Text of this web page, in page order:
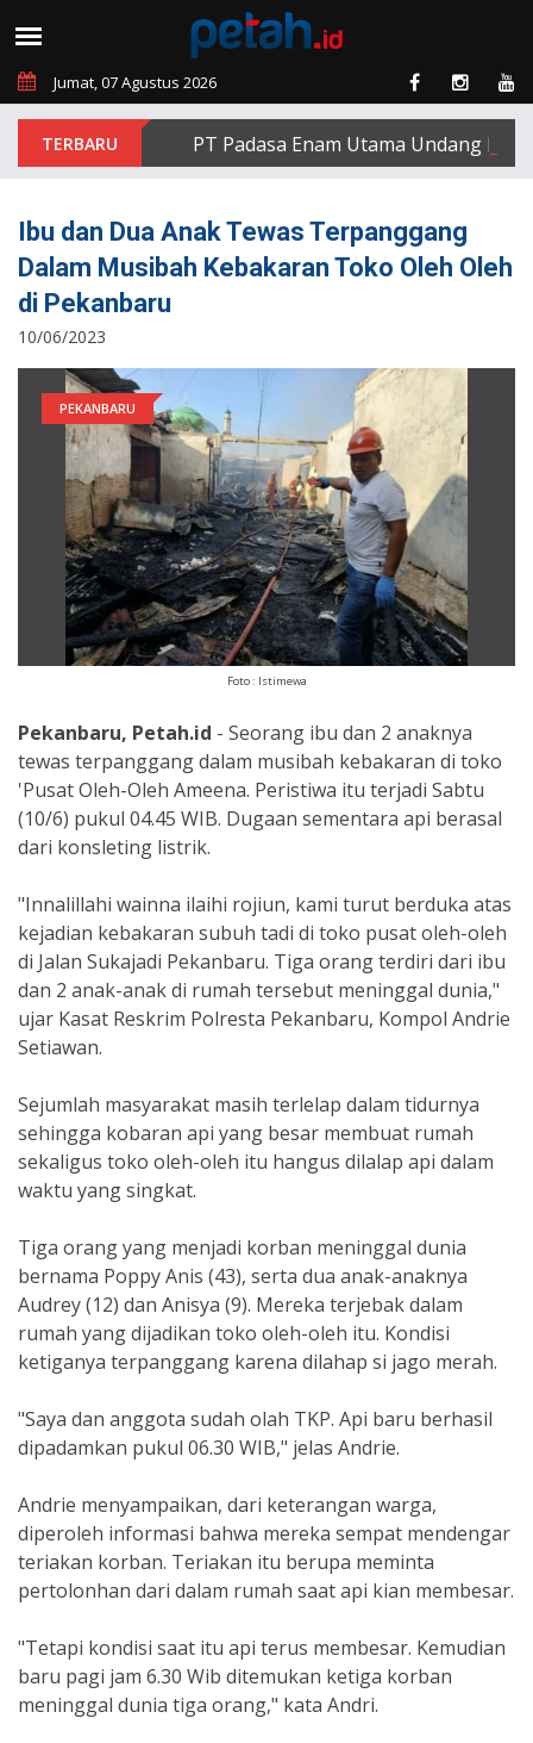
Jumat, 07 Agustus 2026
PT Padasa Enam Utama Undang
Ibu dan Dua Anak Tewas Terpanggang
Dalam Musibah Kebakaran Toko Oleh Oleh
di Pekanbaru
10/06/2023
PEKANBARU
Foto : Istimewa
Pekanbaru, Petah.id - Seorang ibu dan 2 anaknya
tewas terpanggang dalam musibah kebakaran di toko
'Pusat Oleh-Oleh Ameena. Peristiwa itu terjadi Sabtu
(10/6) pukul 04.45 WIB. Dugaan sementara api berasal
dari konsleting listrik.
"Innalillahi wainna ilaihi rojiun, kami turut berduka atas
kejadian kebakaran subuh tadi di toko pusat oleh-oleh
di Jalan Sukajadi Pekanbaru. Tiga orang terdiri dari ibu
dan 2 anak-anak di rumah tersebut meninggal dunia,"
ujar Kasat Reskrim Polresta Pekanbaru, Kompol Andrie
Setiawan.
Sejumlah masyarakat masih terlelap dalam tidurnya
sehingga kobaran api yang besar membuat rumah
sekaligus toko oleh-oleh itu hangus dilalap api dalam
waktu yang singkat.
Tiga orang yang menjadi korban meninggal dunia
bernama Poppy Anis (43), serta dua anak-anaknya
Audrey (12) dan Anisya (9). Mereka terjebak dalam
rumah yang dijadikan toko oleh-oleh itu. Kondisi
ketiganya terpanggang karena dilahap si jago merah.
"Saya dan anggota sudah olah TKP. Api baru berhasil
dipadamkan pukul 06.30 WIB," jelas Andrie.
Andrie menyampaikan, dari keterangan warga,
diperoleh informasi bahwa mereka sempat mendengar
teriakan korban. Teriakan itu berupa meminta
pertolonhan dari dalam rumah saat api kian membesar.
"Tetapi kondisi saat itu api terus membesar. Kemudian
baru pagi jam 6.30 Wib ditemukan ketiga korban
meninggal dunia tiga orang," kata Andri.